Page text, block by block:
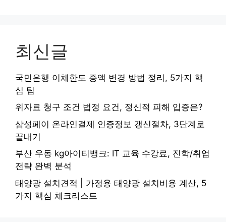
최신글
국민은행 이체한도 증액 변경 방법 정리, 5가지 핵
심 팁
위자료 청구 조건 법정 요건, 정신적 피해 입증은?
삼성페이 온라인결제 인증정보 갱신절차, 3단계로
끝내기
부산 우동 kg아이티뱅크: IT 교육 수강료, 진학/취업
전략 완벽 분석
태양광 설치견적 | 가정용 태양광 설치비용 계산, 5
가지 핵심 체크리스트